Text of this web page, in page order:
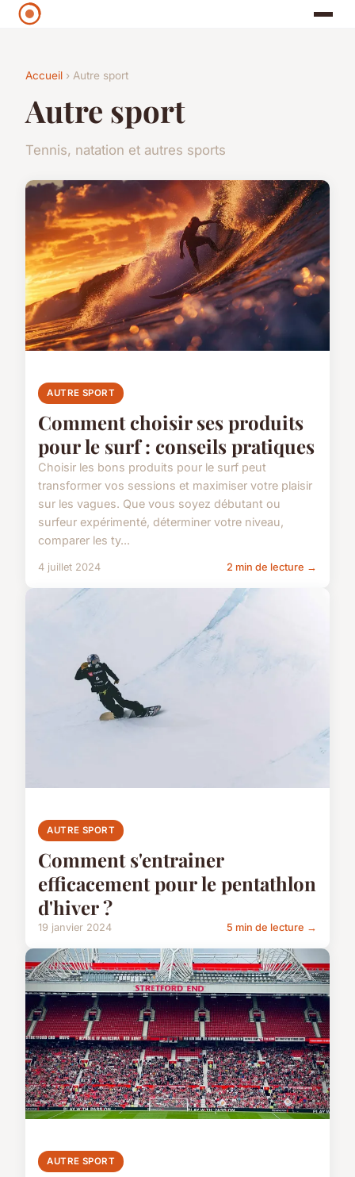
Accueil › Autre sport
Autre sport
Tennis, natation et autres sports
AUTRE SPORT
Comment choisir ses produits
pour le surf : conseils pratiques
Choisir les bons produits pour le surf peut
transformer vos sessions et maximiser votre plaisir
sur les vagues. Que vous soyez débutant ou
surfeur expérimenté, déterminer votre niveau,
comparer les ty...
4 juillet 2024 2 min de lecture →
AUTRE SPORT
Comment s'entrainer
efficacement pour le pentathlon
d'hiver ?
19 janvier 2024 5 min de lecture →
AUTRE SPORT